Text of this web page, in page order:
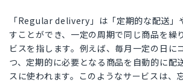
「Regular delivery」は「定期的な配送」
すことができ、一定の周期で同じ商品を繰
ビスを指します。例えば、毎月一定の日に
つ、定期的に必要となる商品を自動的に配
スに使われます。このようなサービスは、